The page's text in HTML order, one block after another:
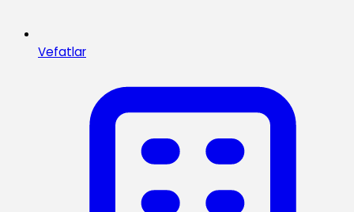
Vefatlar